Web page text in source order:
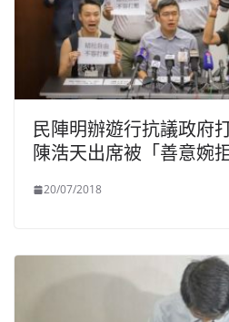
民陣明辦遊行抗議政府
陳浩天出席被「善意婉拒
20/07/2018